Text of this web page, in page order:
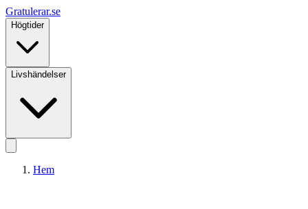
Gratulerar.se
Högtider
Livshändelser
Hem